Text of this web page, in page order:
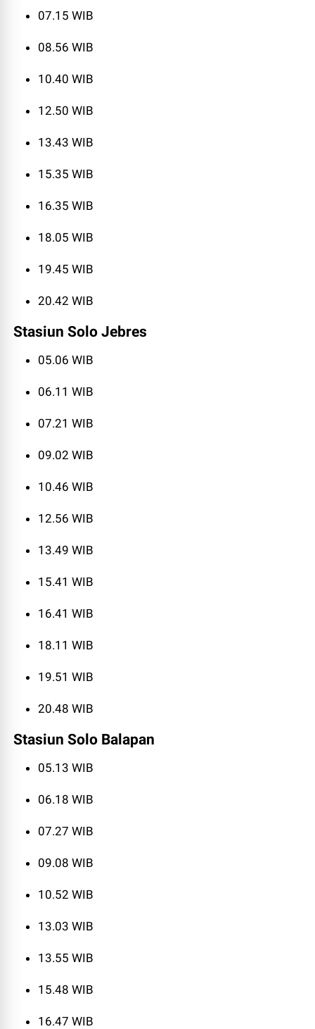
07.15 WIB
08.56 WIB
10.40 WIB
12.50 WIB
13.43 WIB
15.35 WIB
16.35 WIB
18.05 WIB
19.45 WIB
20.42 WIB
Stasiun Solo Jebres
05.06 WIB
06.11 WIB
07.21 WIB
09.02 WIB
10.46 WIB
12.56 WIB
13.49 WIB
15.41 WIB
16.41 WIB
18.11 WIB
19.51 WIB
20.48 WIB
Stasiun Solo Balapan
05.13 WIB
06.18 WIB
07.27 WIB
09.08 WIB
10.52 WIB
13.03 WIB
13.55 WIB
15.48 WIB
16.47 WIB